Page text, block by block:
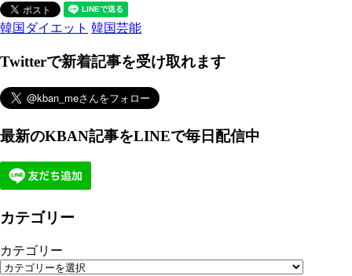
韓国ダイエット 韓国芸能
Twitterで新着記事を受け取れます
最新のKBAN記事をLINEで毎日配信中
カテゴリー
カテゴリー